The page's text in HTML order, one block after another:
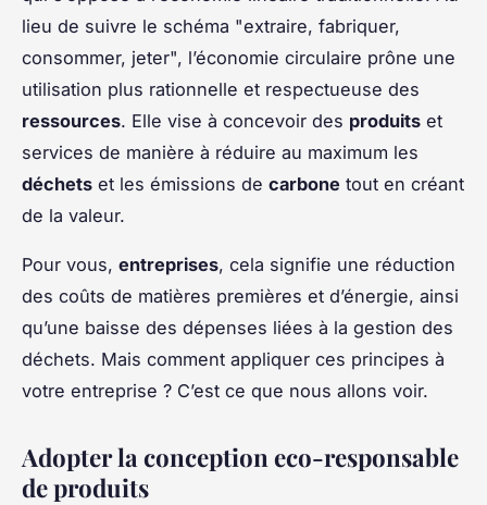
lieu de suivre le schéma "extraire, fabriquer,
consommer, jeter", l’économie circulaire prône une
utilisation plus rationnelle et respectueuse des
ressources. Elle vise à concevoir des produits et
services de manière à réduire au maximum les
déchets et les émissions de carbone tout en créant
de la valeur.
Pour vous, entreprises, cela signifie une réduction
des coûts de matières premières et d’énergie, ainsi
qu’une baisse des dépenses liées à la gestion des
déchets. Mais comment appliquer ces principes à
votre entreprise ? C’est ce que nous allons voir.
Adopter la conception eco-responsable
de produits